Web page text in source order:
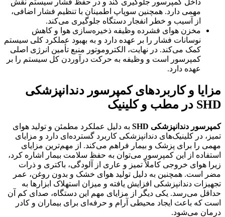
داخل کمپرسور جلوگیری کند و در حفظ فشار سیستم نقش
مهمی دارد. همچنین سوپاپ اطمینان با تنظیم فشار اضافی،
از آسیب و خطر انفجار دستگاه جلوگیری می‌کند.
مخزن هوای فشرده وظیفه ذخیره‌سازی هوا و کاهش
نوسانات فشار را بر عهده دارد و به بهبود عملکرد کلی سیستم
کمک می‌کند. در نهایت، الکتروموتور منبع تأمین انرژی اصلی
کمپرسور است و وظیفه به حرکت درآوردن کل سیستم را بر
عهده دارد.
مزایا و کاربردهای کمپرسور دندانپزشکی
SHD در مطب و کلینیک
کمپرسور دندانپزشکی SHD
به دلیل عملکرد مطمئن و تولید هوای
تمیز، در کلینیک‌های دندانپزشکی کاربرد گسترده‌ای دارد و مزایای
مهمی را برای پزشک و بیمار فراهم می‌کند. از مهم‌ترین مزایای
استفاده از این کمپرسور می‌توان به حفظ سلامت بیمار اشاره کرد،
زیرا هوای خروجی کاملاً تمیز و عاری از آلودگی، باکتری و ذرات
مضر است. همچنین به دلیل تولید هوای خشک و بدون روغن، عمر
تجهیزات دندانپزشکی افزایش یافته و میزان استهلاک ابزارها به
حداقل می‌رسد. یکی دیگر از مزایای مهم این دستگاه، صدای کم آن
است که باعث ایجاد محیطی آرام و حرفه‌ای برای بیماران و کادر
درمان می‌شود.